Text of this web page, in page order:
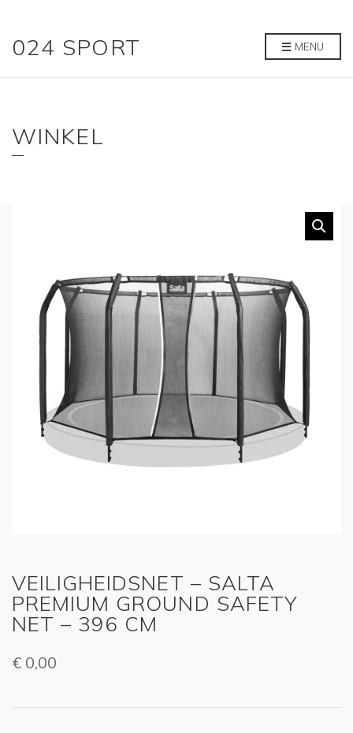
024 SPORT MENU
WINKEL
VEILIGHEIDSNET – SALTA
PREMIUM GROUND SAFETY
NET – 396 CM
€ 0,00